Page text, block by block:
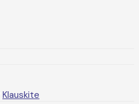
Klauskite